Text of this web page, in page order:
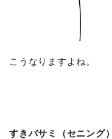
こうなりますよね。
すきバサミ（セニング